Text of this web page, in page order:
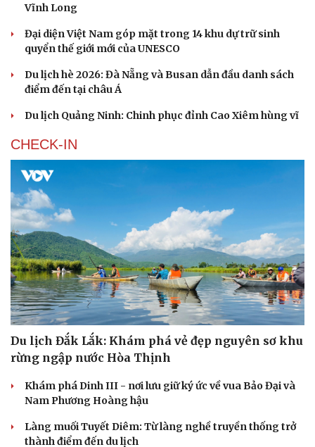
Vĩnh Long
Đại diện Việt Nam góp mặt trong 14 khu dự trữ sinh
quyển thế giới mới của UNESCO
Du lịch hè 2026: Đà Nẵng và Busan dẫn đầu danh sách
điểm đến tại châu Á
Du lịch Quảng Ninh: Chinh phục đỉnh Cao Xiêm hùng vĩ
CHECK-IN
Du lịch Đắk Lắk: Khám phá vẻ đẹp nguyên sơ khu
rừng ngập nước Hòa Thịnh
Khám phá Dinh III - nơi lưu giữ ký ức về vua Bảo Đại và
Nam Phương Hoàng hậu
Làng muối Tuyết Diêm: Từ làng nghề truyền thống trở
thành điểm đến du lịch